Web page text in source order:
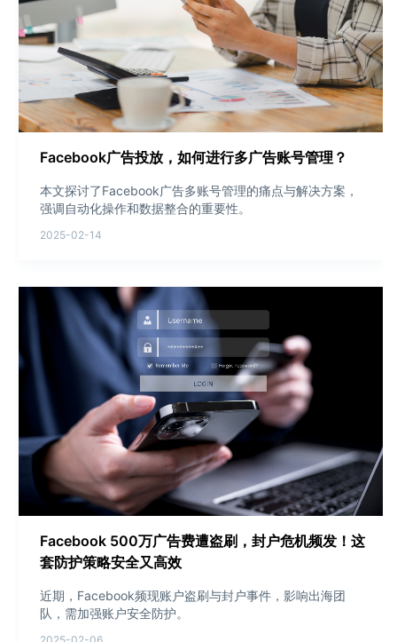
Facebook广告投放，如何进行多广告账号管理？
本文探讨了Facebook广告多账号管理的痛点与解决方案，
强调自动化操作和数据整合的重要性。
2025-02-14
Facebook 500万广告费遭盗刷，封户危机频发！这
套防护策略安全又高效
近期，Facebook频现账户盗刷与封户事件，影响出海团
队，需加强账户安全防护。